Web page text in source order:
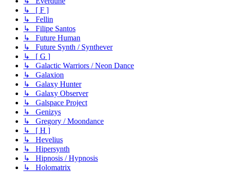
↳ [ F ]
↳ Fellin
↳ Filipe Santos
↳ Future Human
↳ Future Synth / Synthever
↳ [ G ]
↳ Galactic Warriors / Neon Dance
↳ Galaxion
↳ Galaxy Hunter
↳ Galaxy Observer
↳ Galspace Project
↳ Genizys
↳ Gregory / Moondance
↳ [ H ]
↳ Hevelius
↳ Hipersynth
↳ Hipnosis / Hypnosis
↳ Holomatrix